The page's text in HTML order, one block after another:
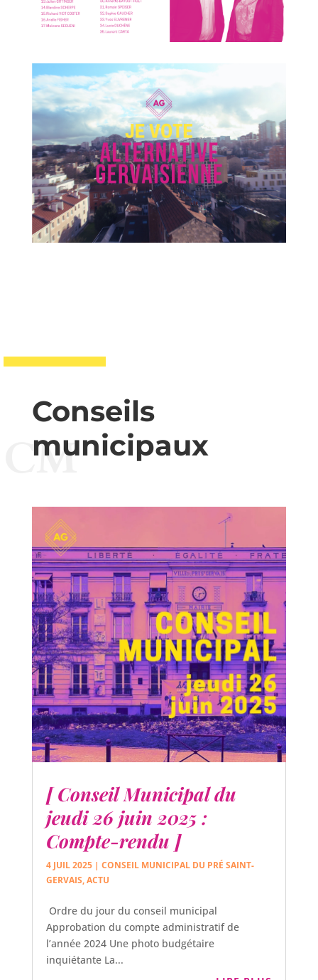
Conseils
municipaux
CM
[ Conseil Municipal du
jeudi 26 juin 2025 :
Compte-rendu ]
4 JUIL 2025| CONSEIL MUNICIPAL DU PRÉ SAINT-
GERVAIS,ACTU
Ordre du jour du conseil municipal
Approbation du compte administratif de
l’année 2024 Une photo budgétaire
inquiétante La...